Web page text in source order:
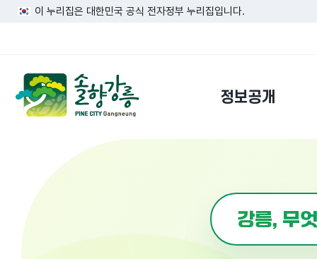
이 누리집은 대한민국 공식 전자정부 누리집입니다.
정보공개